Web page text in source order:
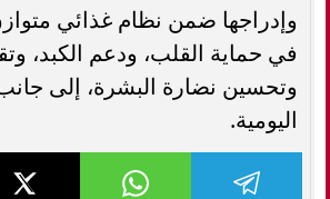
وإدراجها ضمن نظام غذائي
في حماية القلب، ودعم الكبد،
وتحسين نضارة البشرة، إلى
اليومية.